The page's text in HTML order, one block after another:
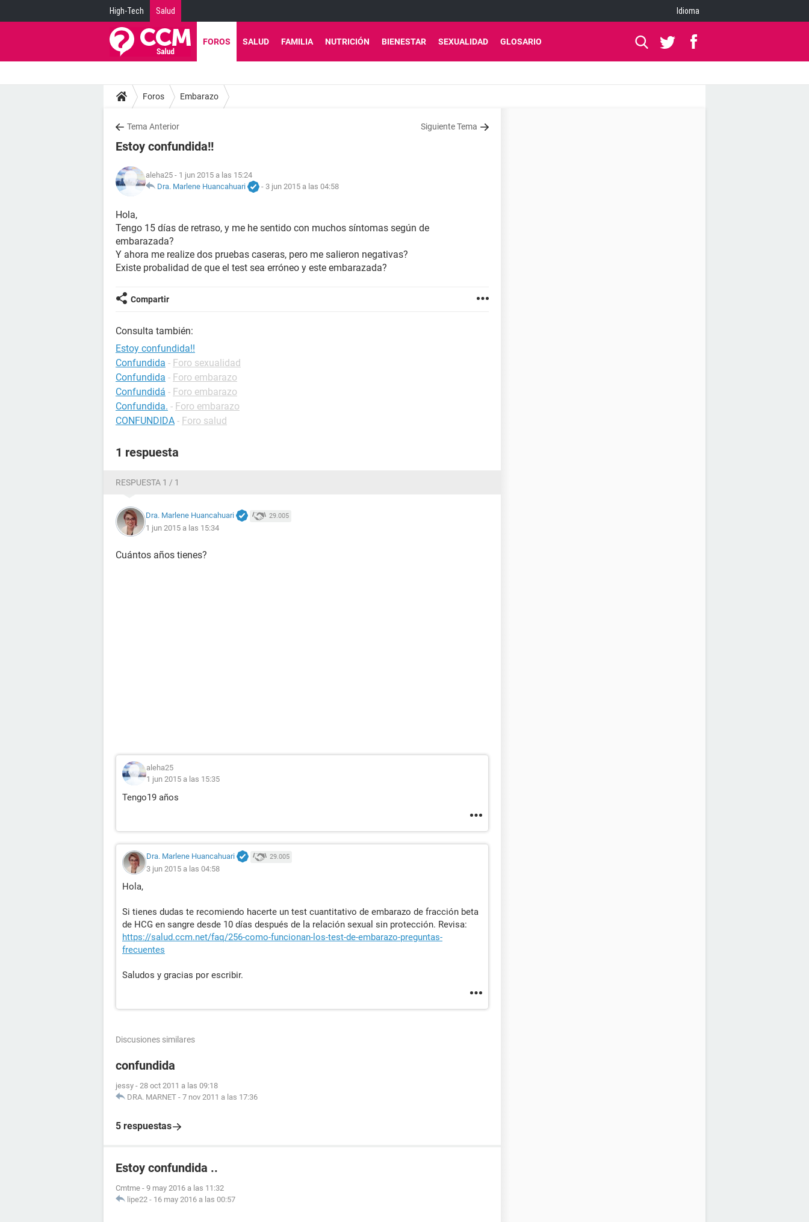
High-Tech Salud Idioma
FOROS SALUD FAMILIA NUTRICIÓN BIENESTAR SEXUALIDAD GLOSARIO
Foros Embarazo
Tema Anterior Siguiente Tema
Estoy confundida!!
aleha25 - 1 jun 2015 a las 15:24
Dra. Marlene Huancahuari
- 3 jun 2015 a las 04:58
Hola,
Tengo 15 días de retraso, y me he sentido con muchos síntomas según de
embarazada?
Y ahora me realize dos pruebas caseras, pero me salieron negativas?
Existe probalidad de que el test sea erróneo y este embarazada?
Compartir
Consulta también:
Estoy confundida!!
Confundida - Foro sexualidad
Confundida - Foro embarazo
Confundidá - Foro embarazo
Confundida. - Foro embarazo
CONFUNDIDA - Foro salud
1 respuesta
RESPUESTA 1 / 1
Dra. Marlene Huancahuari 29.005
1 jun 2015 a las 15:34
Cuántos años tienes?
aleha25
1 jun 2015 a las 15:35
Tengo19 años
Dra. Marlene Huancahuari 29.005
3 jun 2015 a las 04:58
Hola,
Si tienes dudas te recomiendo hacerte un test cuantitativo de embarazo de fracción beta
de HCG en sangre desde 10 días después de la relación sexual sin protección. Revisa:
https://salud.ccm.net/faq/256-como-funcionan-los-test-de-embarazo-preguntas-
frecuentes
Saludos y gracias por escribir.
Discusiones similares
confundida
jessy - 28 oct 2011 a las 09:18
DRA. MARNET - 7 nov 2011 a las 17:36
5 respuestas
Estoy confundida ..
Cmtme - 9 may 2016 a las 11:32
lipe22 - 16 may 2016 a las 00:57